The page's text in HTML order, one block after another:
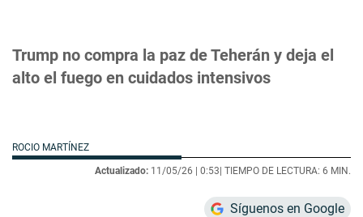
Trump no compra la paz de Teherán y deja el
alto el fuego en cuidados intensivos
ROCIO MARTÍNEZ
Actualizado: 11/05/26 | 0:53| TIEMPO DE LECTURA: 6 MIN.
Síguenos en Google